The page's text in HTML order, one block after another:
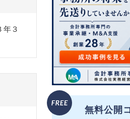
３
無料公開